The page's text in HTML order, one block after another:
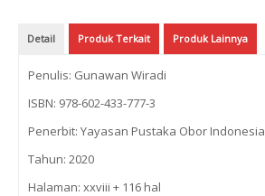
Detail Produk Terkait Produk Lainnya
Penulis: Gunawan Wiradi
ISBN: 978-602-433-777-3
Penerbit: Yayasan Pustaka Obor Indonesia
Tahun: 2020
Halaman: xxviii + 116 hal